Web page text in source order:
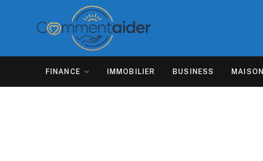
FINANCE IMMOBILIER BUSINESS MAISON